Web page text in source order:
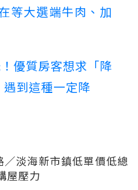
等大選端牛肉、加
優質房客想求「降
到這種一定降
／淡海新市鎮低單價低總
屋壓力